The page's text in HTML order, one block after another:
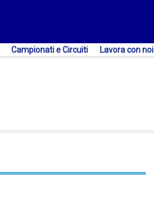
Campionati e Circuiti Lavora con noi